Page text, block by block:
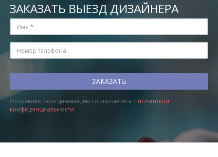
ЗАКАЗАТЬ ВЫЕЗД ДИЗАЙНЕРА
Отправляя свои данные, вы соглашаетесь с политикой
конфиденциальности